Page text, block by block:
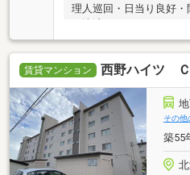
理人巡回・日当り良好・
賃貸マンション 西野ハイツ
その他
築55